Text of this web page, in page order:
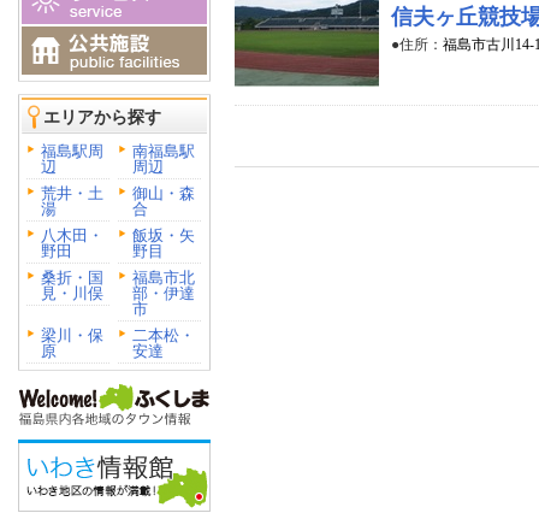
エリアから探す
福島駅周
辺
南福島駅
周辺
荒井・土
湯
御山・森
合
八木田・
野田
飯坂・矢
野目
桑折・国
見・川俣
福島市北
部・伊達
市
梁川・保
原
二本松・
安達
信夫ヶ丘競技
●住所： 福島市古川14-